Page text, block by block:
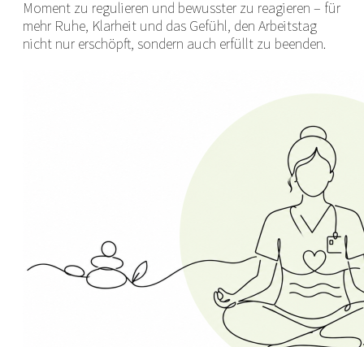
Moment zu regulieren und bewusster zu reagieren – für
mehr Ruhe, Klarheit und das Gefühl, den Arbeitstag
nicht nur erschöpft, sondern auch erfüllt zu beenden.